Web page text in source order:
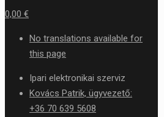
0,00 €
No translations available for
this page
Ipari elektronikai szerviz
Kovács Patrik, ügyvezető:
+36 70 639 5608